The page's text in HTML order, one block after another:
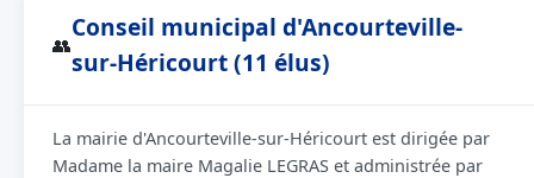
👥
Conseil municipal d'Ancourteville-
sur-Héricourt (11 élus)
La mairie d'Ancourteville-sur-Héricourt est dirigée par
Madame la maire Magalie LEGRAS et administrée par